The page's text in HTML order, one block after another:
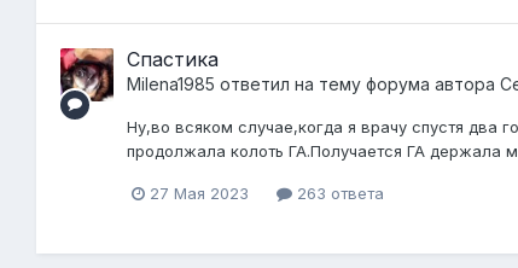
Спастика
Milena1985 ответил на тему форума автора
Ну,во всяком случае,когда я врачу спустя два
продолжала колоть ГА.Получается ГА держала
27 Мая 2023 263 ответа